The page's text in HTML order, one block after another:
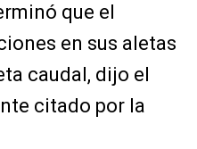
que el
en sus aletas
caudal, dijo el
citado por la